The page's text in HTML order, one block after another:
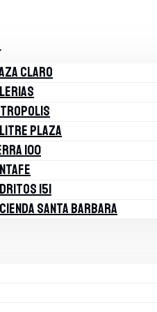
CLARO
PLAZA
100
151
SANTA BARBARA